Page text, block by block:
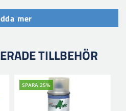
mer
TILLBEHÖR
SPARA 25%